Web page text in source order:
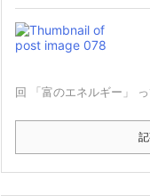
回 「富のエネルギー」